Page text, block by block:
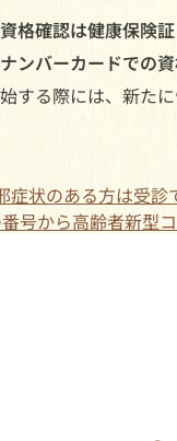
格確認は健康保険
ンバーカードでの
る際には、新たに
症状のある方は受診
号から高齢者新型